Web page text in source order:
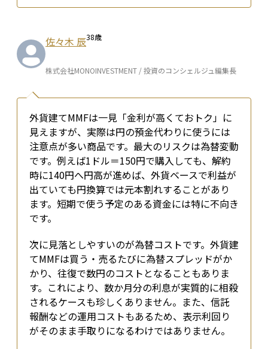
佐々木 辰38歳
株式会社MONOINVESTMENT / 投資のコンシェルジュ編集長
外貨建てMMFは一見「金利が高くておトク」に
見えますが、実際は円の預金代わりに使うには
注意点が多い商品です。最大のリスクは為替変動
です。例えば1ドル＝150円で購入しても、解約
時に140円へ円高が進めば、外貨ベースで利益が
出ていても円換算では元本割れすることがあり
ます。短期で使う予定のある資金には特に不向き
です。
次に見落としやすいのが為替コストです。外貨建
てMMFは買う・売るたびに為替スプレッドがか
かり、往復で数円のコストとなることもありま
す。これにより、数か月分の利息が実質的に相殺
されるケースも珍しくありません。また、信託
報酬などの運用コストもあるため、表示利回り
がそのまま手取りになるわけではありません。